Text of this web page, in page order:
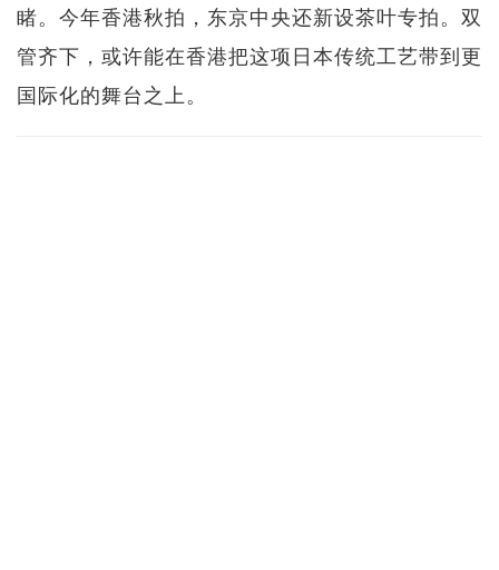
睹。今年香港秋拍，东京中央还新设茶叶专拍。双
管齐下，或许能在香港把这项日本传统工艺带到更
国际化的舞台之上。